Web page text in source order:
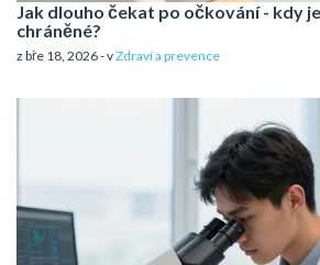
Jak dlouho čekat po očkování - kdy
chráněné?
z bře 18, 2026 - vZdraví a prevence